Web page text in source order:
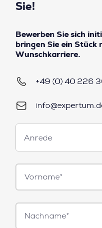
Sie!
Bewerben Sie sich
bringen Sie ein Stück
Wunschkarriere.
+49 (0) 40 226
Anrede
Anrede
Vorname*
Nachname*